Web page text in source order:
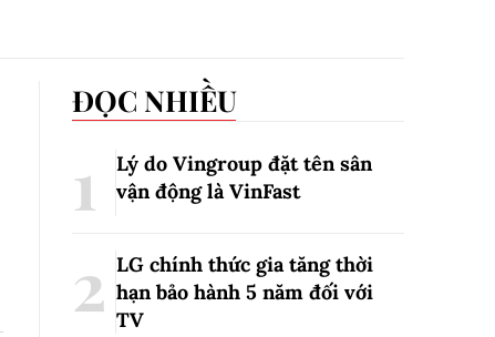
ĐỌC NHIỀU
Lý do Vingroup đặt tên sân
vận động là VinFast
LG chính thức gia tăng thời
hạn bảo hành 5 năm đối với
TV